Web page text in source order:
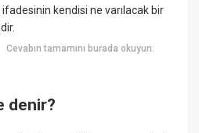
kendisi ne varılacak bir
Cevabın tamamını burada okuyun:
denir?